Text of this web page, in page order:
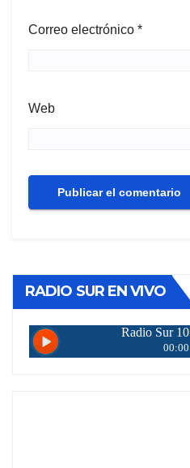
Correo electrónico *
Web
RADIO SUR EN VIVO